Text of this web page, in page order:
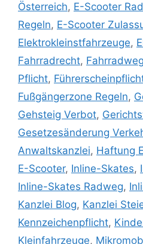
Österreich, E-Scooter
Regeln, E-Scooter
Elektrokleinstfahrzeuge,
Fahrradrecht,
Pflicht,
Fußgängerzone Regeln,
Gehsteig Verbot,
Gesetzesänderung
Anwaltskanzlei, Haftung
E-Scooter, Inline-Skates,
Inline-Skates Radweg,
Kanzlei Blog, Kanzlei
Kennzeichenpflicht,
Kleinfahrzeuge,